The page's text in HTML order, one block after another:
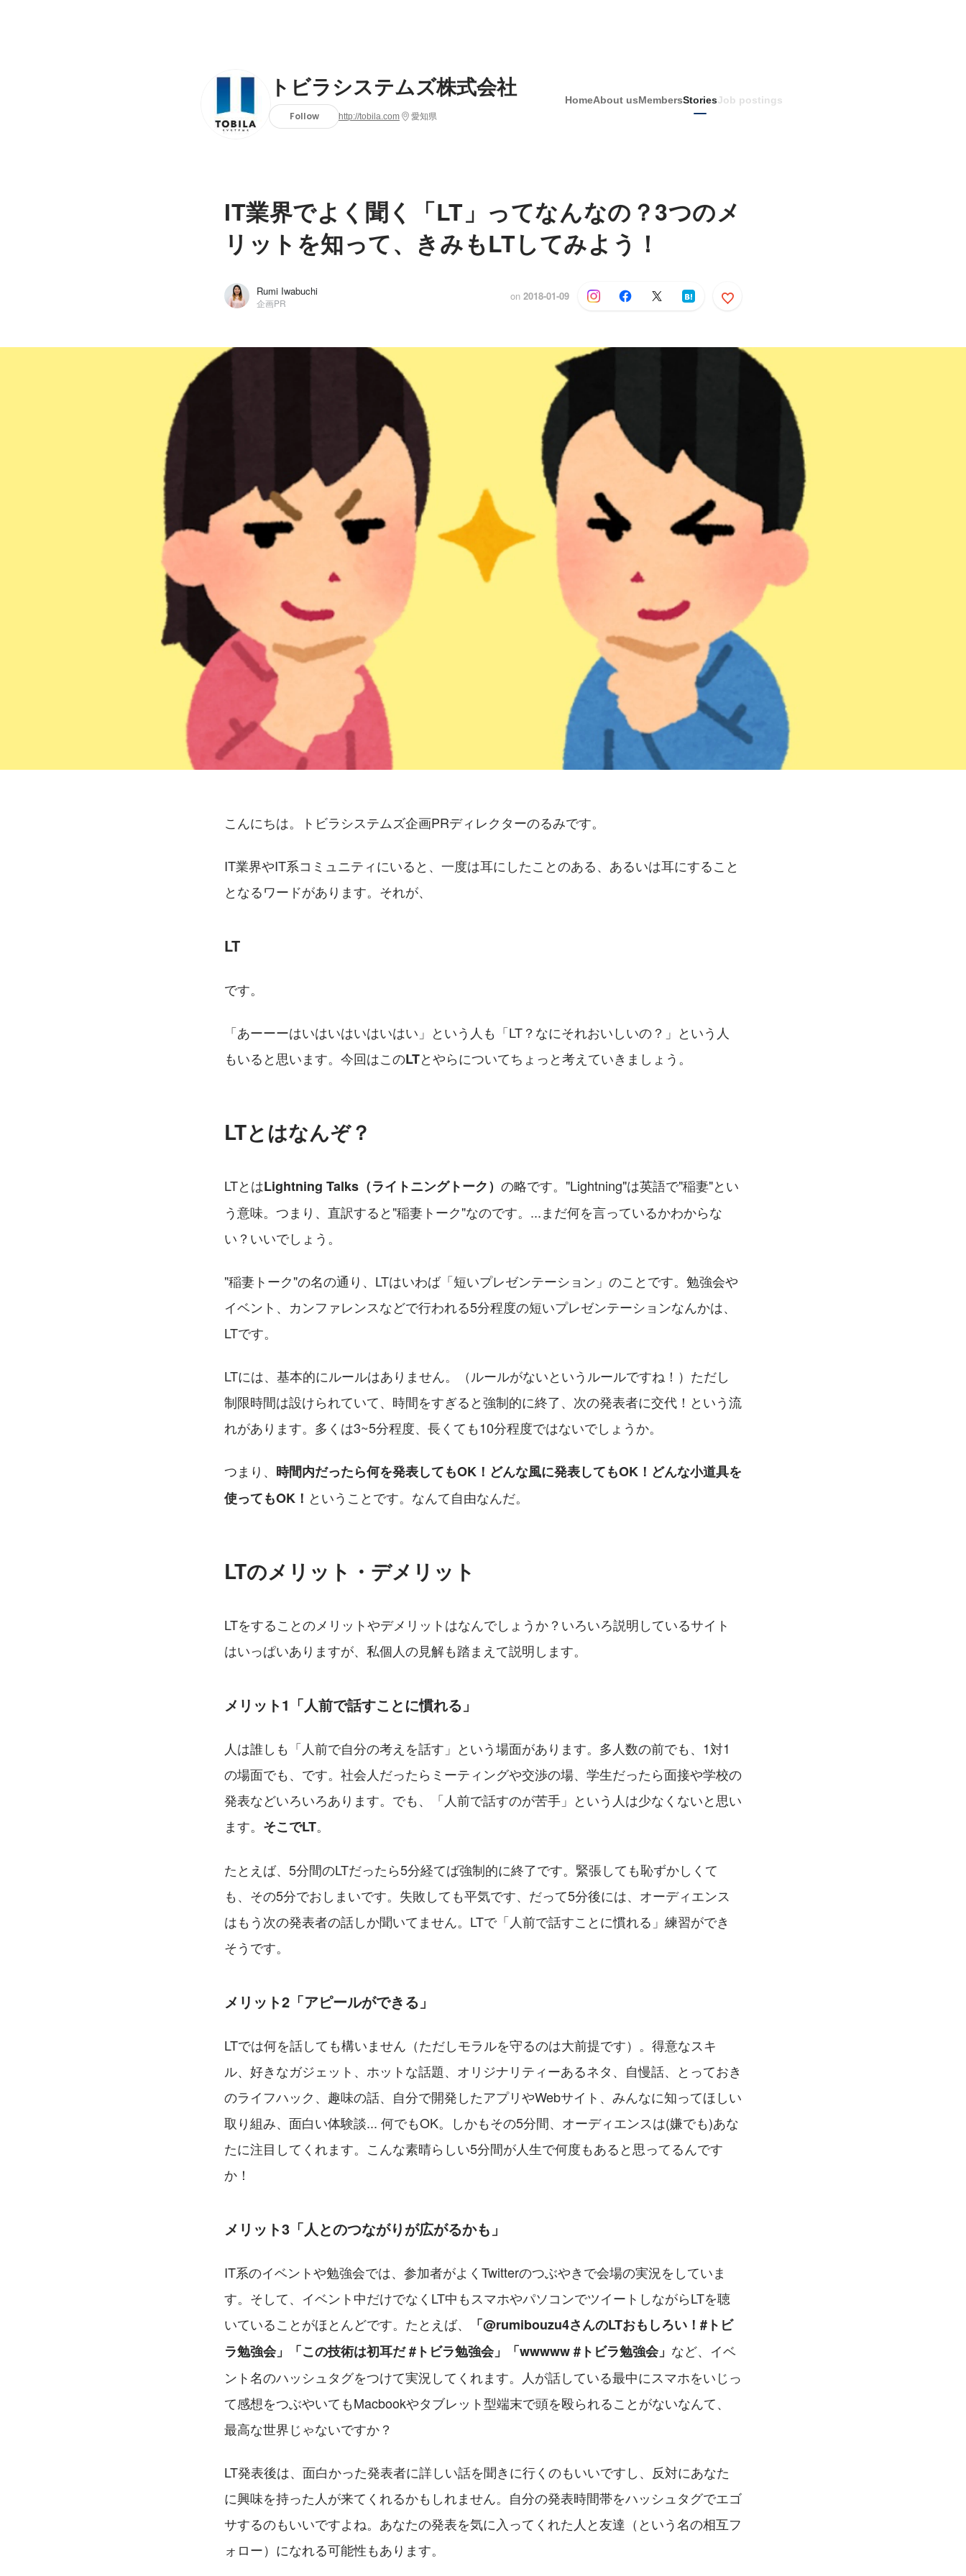
トビラシステムズ株式会社
Follow http://tobila.com 愛知県
HomeAbout usMembersStoriesJob postings
IT業界でよく聞く「LT」ってなんなの？3つのメ
リットを知って、きみもLTしてみよう！
Rumi Iwabuchi
企画PR
on 2018-01-09
こんにちは。トビラシステムズ企画PRディレクターのるみです。
IT業界やIT系コミュニティにいると、一度は耳にしたことのある、あるいは耳にすること
となるワードがあります。それが、
LT
です。
「あーーーはいはいはいはいはい」という人も「LT？なにそれおいしいの？」という人
もいると思います。今回はこのLTとやらについてちょっと考えていきましょう。
LTとはなんぞ？
LTとはLightning Talks（ライトニングトーク） の略です。"Lightning"は英語で"稲妻"とい
う意味。つまり、直訳すると"稲妻トーク"なのです。...まだ何を言っているかわからな
い？いいでしょう。
"稲妻トーク"の名の通り、LTはいわば「短いプレゼンテーション」のことです。勉強会や
イベント、カンファレンスなどで行われる5分程度の短いプレゼンテーションなんかは、
LTです。
LTには、基本的にルールはありません。（ルールがないというルールですね！）ただし
制限時間は設けられていて、時間をすぎると強制的に終了、次の発表者に交代！という流
れがあります。多くは3~5分程度、長くても10分程度ではないでしょうか。
つまり、 時間内だったら何を発表してもOK！どんな風に発表してもOK！どんな小道具を
使ってもOK！ ということです。なんて自由なんだ。
LTのメリット・デメリット
LTをすることのメリットやデメリットはなんでしょうか？いろいろ説明しているサイト
はいっぱいありますが、私個人の見解も踏まえて説明します。
メリット1「人前で話すことに慣れる」
人は誰しも「人前で自分の考えを話す」という場面があります。多人数の前でも、1対1
の場面でも、です。社会人だったらミーティングや交渉の場、学生だったら面接や学校の
発表などいろいろあります。でも、「人前で話すのが苦手」という人は少なくないと思い
ます。 そこでLT。
たとえば、5分間のLTだったら5分経てば強制的に終了です。緊張しても恥ずかしくて
も、その5分でおしまいです。失敗しても平気です、だって5分後には、オーディエンス
はもう次の発表者の話しか聞いてません。LTで「人前で話すことに慣れる」練習ができ
そうです。
メリット2「アピールができる」
LTでは何を話しても構いません（ただしモラルを守るのは大前提です）。得意なスキ
ル、好きなガジェット、ホットな話題、オリジナリティーあるネタ、自慢話、とっておき
のライフハック、趣味の話、自分で開発したアプリやWebサイト、みんなに知ってほしい
取り組み、面白い体験談... 何でもOK。しかもその5分間、オーディエンスは(嫌でも)あな
たに注目してくれます。こんな素晴らしい5分間が人生で何度もあると思ってるんです
か！
メリット3「人とのつながりが広がるかも」
IT系のイベントや勉強会では、参加者がよくTwitterのつぶやきで会場の実況をしていま
す。そして、イベント中だけでなくLT中もスマホやパソコンでツイートしながらLTを聴
いていることがほとんどです。たとえば、
「@rumibouzu4さんのLTおもしろい！#トビ
ラ勉強会」「この技術は初耳だ #トビラ勉強会」「wwwww #トビラ勉強会」 など、イベ
ント名のハッシュタグをつけて実況してくれます。人が話している最中にスマホをいじっ
て感想をつぶやいてもMacbookやタブレット型端末で頭を殴られることがないなんて、
最高な世界じゃないですか？
LT発表後は、面白かった発表者に詳しい話を聞きに行くのもいいですし、反対にあなた
に興味を持った人が来てくれるかもしれません。自分の発表時間帯をハッシュタグでエゴ
サするのもいいですよね。あなたの発表を気に入ってくれた人と友達（という名の相互フ
ォロー）になれる可能性もあります。